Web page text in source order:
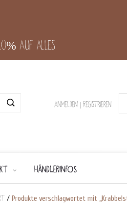
auf alles
Anmelden | Registrieren
HÄNDLERINFOS
/ Produkte verschlagwortet mit